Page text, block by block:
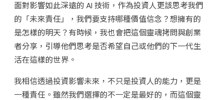
面對影響如此深遠的 AI 技術，作為投資人更該思考我們
的「未來責任」，我們要支持哪種價值信念？想擁有的
是怎樣的明天？有時候，我也會把這個靈魂拷問與創業
者分享，引導他們思考是否希望自己或他們的下一代生
活在這樣的世界。
我相信透過投資影響未來，不只是投資人的能力，更是
一種責任。雖然我們選擇的不一定是最好的，而這個靈